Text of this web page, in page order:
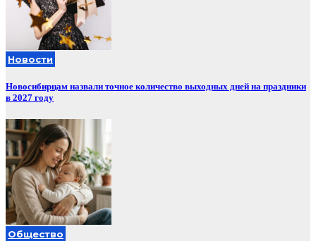
Новости
Новосибирцам назвали точное количество выходных дней на праздники
в 2027 году
Общество